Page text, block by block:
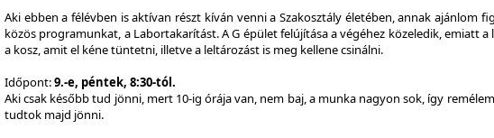
Aki ebben a félévben is aktívan részt kíván venni a Szakosztály életében, annak ajánlom
közös programunkat, a Labortakarítást. A G épület felújítása a végéhez közeledik, emiatt
a kosz, amit el kéne tüntetni, illetve a leltározást is meg kellene csinálni.
Időpont:9.-e, péntek, 8:30-tól.
Aki csak később tud jönni, mert 10-ig órája van, nem baj, a munka nagyon sok, így
tudtok majd jönni.